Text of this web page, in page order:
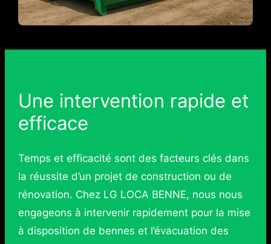
Une intervention rapide et
efficace
Temps et efficacité sont des facteurs clés dans
la réussite d’un projet de construction ou de
rénovation. Chez LG LOCA BENNE, nous nous
engageons à intervenir rapidement pour la mise
à disposition de bennes et l’évacuation des